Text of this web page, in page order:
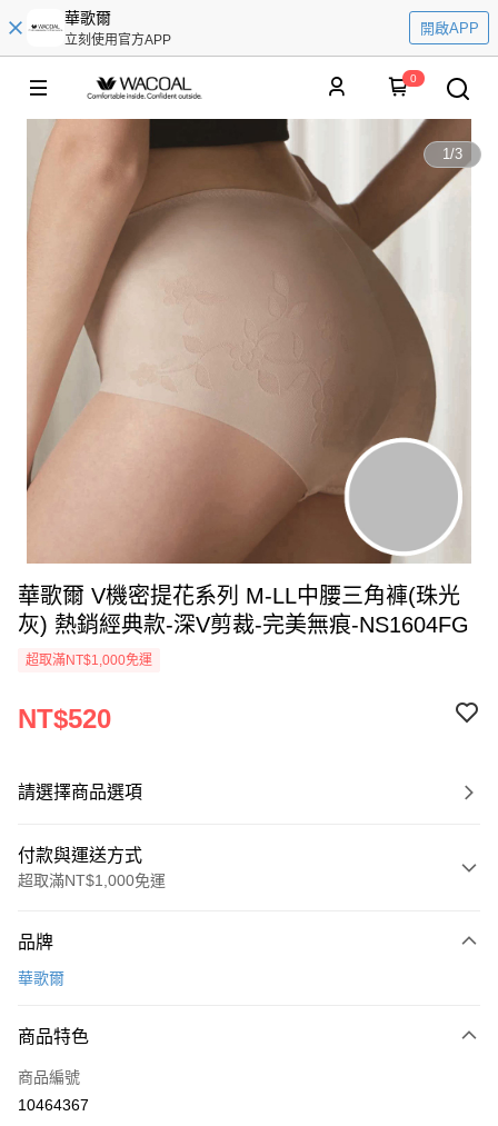
華歌爾
立刻使用官方APP
開啟APP
0
1/3
華歌爾 V機密提花系列 M-LL中腰三角褲(珠光
灰) 熱銷經典款-深V剪裁-完美無痕-NS1604FG
超取滿NT$1,000免運
NT$520
請選擇商品選項
付款與運送方式
超取滿NT$1,000免運
信用卡一次付款
LINE Pay
街口支付
品牌
華歌爾
商品特色
商品編號
10464367